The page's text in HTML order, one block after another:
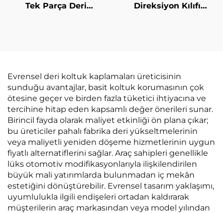
Tek Parça Deri
Uyumlu
Direksiyon Kılıfı
Evrensel deri koltuk kaplamaları üreticisinin
sunduğu avantajlar, basit koltuk korumasının çok
ötesine geçer ve birden fazla tüketici ihtiyacına ve
tercihine hitap eden kapsamlı değer önerileri sunar.
Birincil fayda olarak maliyet etkinliği ön plana çıkar;
bu üreticiler pahalı fabrika deri yükseltmelerinin
veya maliyetli yeniden döşeme hizmetlerinin uygun
fiyatlı alternatiflerini sağlar. Araç sahipleri genellikle
lüks otomotiv modifikasyonlarıyla ilişkilendirilen
büyük mali yatırımlarda bulunmadan iç mekân
estetiğini dönüştürebilir. Evrensel tasarım yaklaşımı,
uyumlulukla ilgili endişeleri ortadan kaldırarak
müşterilerin araç markasından veya model yılından